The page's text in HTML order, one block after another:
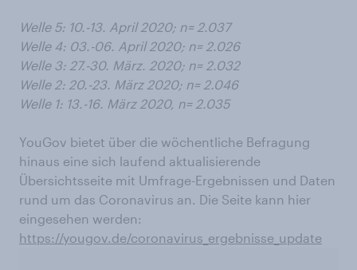
Welle 5: 10.-13. April 2020; n= 2.037
Welle 4: 03.-06. April 2020; n= 2.026
Welle 3: 27.-30. März. 2020; n= 2.032
Welle 2: 20.-23. März 2020; n= 2.046
Welle 1: 13.-16. März 2020, n= 2.035
YouGov bietet über die wöchentliche Befragung
hinaus eine sich laufend aktualisierende
Übersichtsseite mit Umfrage-Ergebnissen und Daten
rund um das Coronavirus an. Die Seite kann hier
eingesehen werden:
https://yougov.de/coronavirus_ergebnisse_update